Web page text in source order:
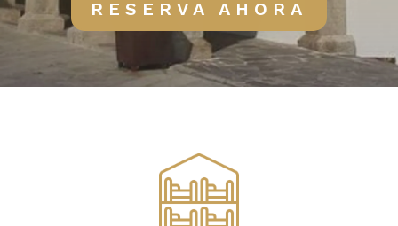
RESERVA AHORA